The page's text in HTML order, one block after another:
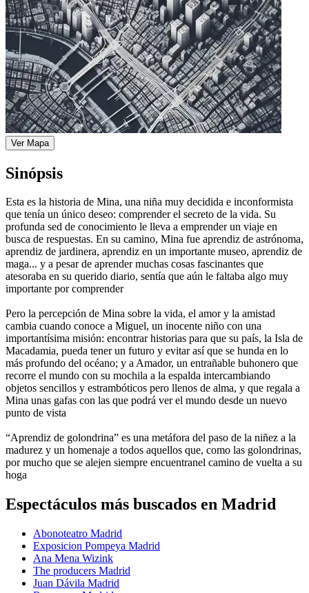
Ver Mapa
Sinópsis
Esta es la historia de Mina, una niña muy decidida e inconformista
que tenía un único deseo: comprender el secreto de la vida. Su
profunda sed de conocimiento le lleva a emprender un viaje en
busca de respuestas. En su camino, Mina fue aprendiz de astrónoma,
aprendiz de jardinera, aprendiz en un importante museo, aprendiz de
maga... y a pesar de aprender muchas cosas fascinantes que
atesoraba en su querido diario, sentía que aún le faltaba algo muy
importante por comprender
Pero la percepción de Mina sobre la vida, el amor y la amistad
cambia cuando conoce a Miguel, un inocente niño con una
importantísima misión: encontrar historias para que su país, la Isla de
Macadamia, pueda tener un futuro y evitar así que se hunda en lo
más profundo del océano; y a Amador, un entrañable buhonero que
recorre el mundo con su mochila a la espalda intercambiando
objetos sencillos y estrambóticos pero llenos de alma, y que regala a
Mina unas gafas con las que podrá ver el mundo desde un nuevo
punto de vista
“Aprendiz de golondrina” es una metáfora del paso de la niñez a la
madurez y un homenaje a todos aquellos que, como las golondrinas,
por mucho que se alejen siempre encuentranel camino de vuelta a su
hoga
Espectáculos más buscados en Madrid
Abonoteatro Madrid
Exposicion Pompeya Madrid
Ana Mena Wizink
The producers Madrid
Juan Dávila Madrid